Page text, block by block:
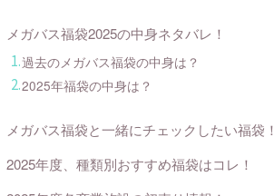
メガバス福袋2025の中身ネタバレ！
過去のメガバス福袋の中身は？
2025年福袋の中身は？
メガバス福袋と一緒にチェックしたい福袋！
2025年度、種類別おすすめ福袋はコレ！